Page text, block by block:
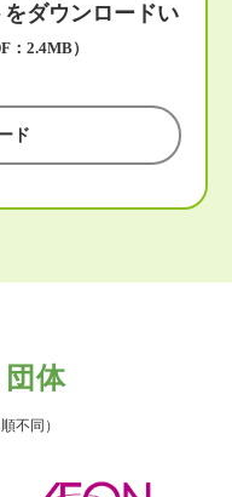
ダウンロードい
：2.4MB）
ド
体
不同）